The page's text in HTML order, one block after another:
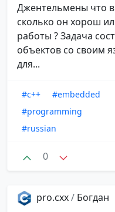
Джентельмены что
сколько он хорош
работы ? Задача
объектов со своим
для...
#c++
#embedded
#programming
#russian
0
pro.cxx/ Богдан